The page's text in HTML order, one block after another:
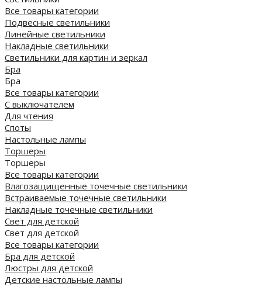
Все товары категории
Подвесные светильники
Линейные светильники
Накладные светильники
Светильники для картин и зеркал
Бра
Бра
Все товары категории
С выключателем
Для чтения
Споты
Настольные лампы
Торшеры
Торшеры
Все товары категории
Влагозащищенные точечные светильники
Встраиваемые точечные светильники
Накладные точечные светильники
Свет для детской
Свет для детской
Все товары категории
Бра для детской
Люстры для детской
Детские настольные лампы